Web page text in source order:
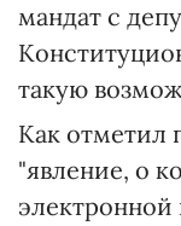
мандат с
такую
Как отметил
"явление, о
электронной